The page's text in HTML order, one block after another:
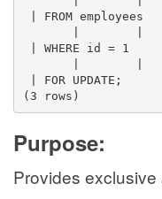
| FROM
| WHERE id = 1
| FOR UPDATE;
(3 rows)
Purpose:
Provides